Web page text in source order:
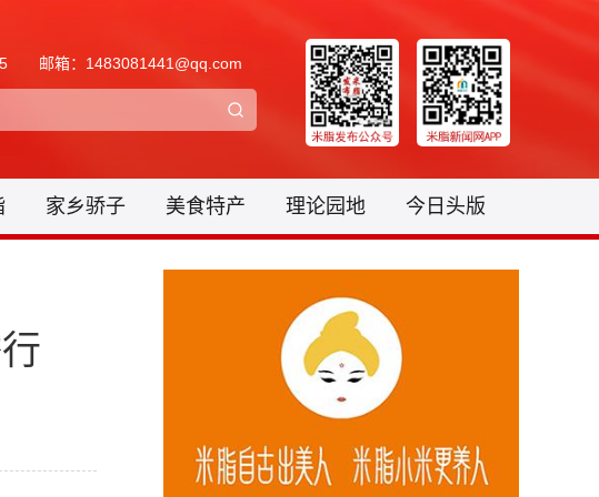
邮箱：1483081441@qq.com
家乡骄子 美食特产 理论园地 今日头版